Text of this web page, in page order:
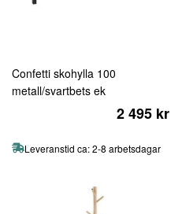
Confetti skohylla 100
metall/svartbets ek
2 495 kr
Leveranstid ca: 2-8 arbetsdagar